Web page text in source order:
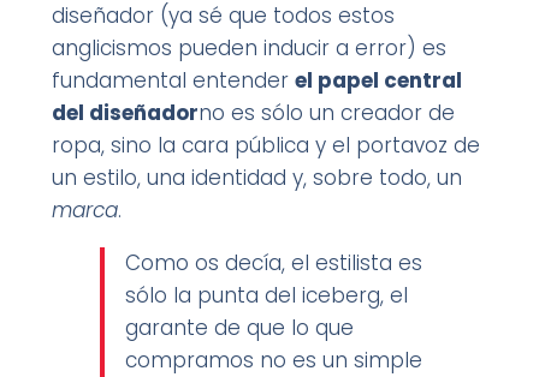
diseñador (ya sé que todos estos
anglicismos pueden inducir a error) es
fundamental entender el papel central
del diseñadorno es sólo un creador de
ropa, sino la cara pública y el portavoz de
un estilo, una identidad y, sobre todo, un
marca.
Como os decía, el estilista es
sólo la punta del iceberg, el
garante de que lo que
compramos no es un simple